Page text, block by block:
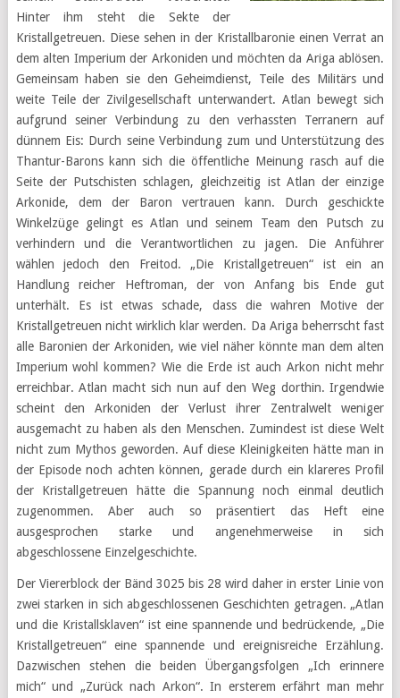
Hinter ihm steht die Sekte der
Kristallgetreuen. Diese sehen in der Kristallbaronie einen Verrat an
dem alten Imperium der Arkoniden und möchten da Ariga ablösen.
Gemeinsam haben sie den Geheimdienst, Teile des Militärs und
weite Teile der Zivilgesellschaft unterwandert. Atlan bewegt sich
aufgrund seiner Verbindung zu den verhassten Terranern auf
dünnem Eis: Durch seine Verbindung zum und Unterstützung des
Thantur-Barons kann sich die öffentliche Meinung rasch auf die
Seite der Putschisten schlagen, gleichzeitig ist Atlan der einzige
Arkonide, dem der Baron vertrauen kann. Durch geschickte
Winkelzüge gelingt es Atlan und seinem Team den Putsch zu
verhindern und die Verantwortlichen zu jagen. Die Anführer
wählen jedoch den Freitod. „Die Kristallgetreuen“ ist ein an
Handlung reicher Heftroman, der von Anfang bis Ende gut
unterhält. Es ist etwas schade, dass die wahren Motive der
Kristallgetreuen nicht wirklich klar werden. Da Ariga beherrscht fast
alle Baronien der Arkoniden, wie viel näher könnte man dem alten
Imperium wohl kommen? Wie die Erde ist auch Arkon nicht mehr
erreichbar. Atlan macht sich nun auf den Weg dorthin. Irgendwie
scheint den Arkoniden der Verlust ihrer Zentralwelt weniger
ausgemacht zu haben als den Menschen. Zumindest ist diese Welt
nicht zum Mythos geworden. Auf diese Kleinigkeiten hätte man in
der Episode noch achten können, gerade durch ein klareres Profil
der Kristallgetreuen hätte die Spannung noch einmal deutlich
zugenommen. Aber auch so präsentiert das Heft eine
ausgesprochen starke und angenehmerweise in sich
abgeschlossene Einzelgeschichte.
Der Viererblock der Bänd 3025 bis 28 wird daher in erster Linie von
zwei starken in sich abgeschlossenen Geschichten getragen. „Atlan
und die Kristallsklaven“ ist eine spannende und bedrückende, „Die
Kristallgetreuen“ eine spannende und ereignisreiche Erzählung.
Dazwischen stehen die beiden Übergangsfolgen „Ich erinnere
mich“ und „Zurück nach Arkon“. In ersterem erfährt man mehr